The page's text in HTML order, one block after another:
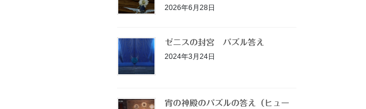
2026年6月28日
ゼニスの封宮 パズル答え
2024年3月24日
宵の神殿のパズルの答え（ヒュー